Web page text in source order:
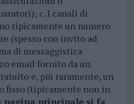
c. I canali di
tipicamente un numero
(spesso con invito ad
di messaggistica
email fornito da un
e, più raramente, un
fisso (tipicamente non in
pagina principale si fa